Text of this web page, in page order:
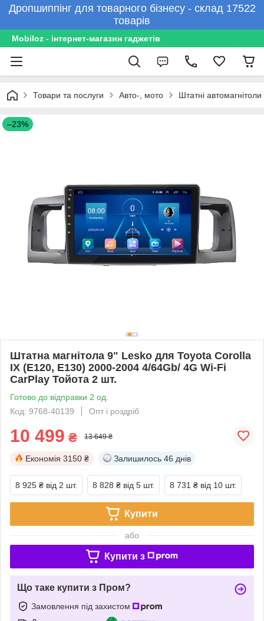
Дропшиппінг для товарного бізнесу - склад 17522
товарів
Mobiloz - інтернет-магазин гаджетів
Товари та послуги Авто-, мото Штатні автомагнітоли
–23%
Штатна магнітола 9" Lesko для Toyota Corolla
IX (E120, E130) 2000-2004 4/64Gb/ 4G Wi-Fi
CarPlay Тойота 2 шт.
Готово до відправки 2 од.
Код: 9768-40139
Опт і роздріб
10 499 ₴ 13 649 ₴
Економія 3150 ₴ Залишилось 46 днів
8 925 ₴ від 2 шт. 8 828 ₴ від 5 шт. 8 731 ₴ від 10 шт.
Купити
або
Купити з
Що таке купити з Пром?
Замовлення під захистом